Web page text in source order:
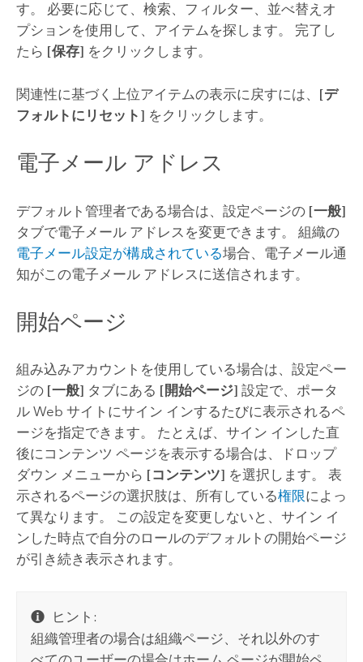
す。 必要に応じて、検索、フィルター、並べ替えオ
プションを使用して、アイテムを探します。 完了し
たら [保存] をクリックします。
関連性に基づく上位アイテムの表示に戻すには、 [デ
フォルトにリセット] をクリックします。
電子メール アドレス
デフォルト管理者である場合は、設定ページの [一般]
タブで電子メール アドレスを変更できます。 組織の
電子メール設定が構成されている場合、電子メール通
知がこの電子メール アドレスに送信されます。
開始ページ
組み込みアカウントを使用している場合は、設定ペー
ジの [一般] タブにある [開始ページ] 設定で、ポータ
ル Web サイトにサイン インするたびに表示されるペ
ージを指定できます。
たとえば、サイン インした直
後にコンテンツ ページを表示する場合は、ドロップ
ダウン メニューから [コンテンツ] を選択します。 表
示されるページの選択肢は、所有している権限によっ
て異なります。 この設定を変更しないと、サイン イ
ンした時点で自分のロールのデフォルトの開始ページ
が引き続き表示されます。
ヒント:
組織管理者の場合は組織ページ、それ以外のす